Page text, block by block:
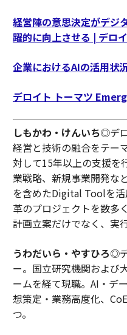
経営陣の意思決定がデジ
躍的に向上させる | デロ
企業におけるAIの活用状
デロイト トーマツ
しもかわ・けんいち◎デ
経営と技術の融合をテー
対して15年以上の支援を
業戦略、新規事業開発な
を含めたDigital Toolを
革のプロジェクトを数多
計画立案だけでなく、実
うわだいら・やすひろ◎
ー。国立研究機関および
ームを経て現職。AI・デ
想策定・業務高度化、
つ。